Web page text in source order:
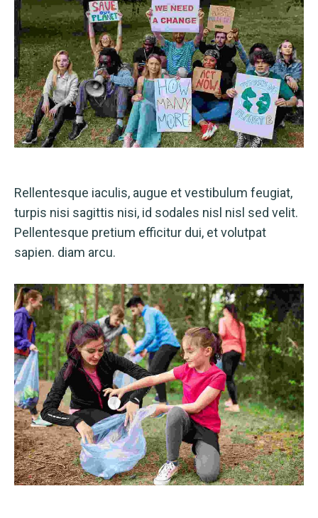
Rellentesque iaculis, augue et vestibulum feugiat,
turpis nisi sagittis nisi, id sodales nisl nisl sed velit.
Pellentesque pretium efficitur dui, et volutpat
sapien. diam arcu.